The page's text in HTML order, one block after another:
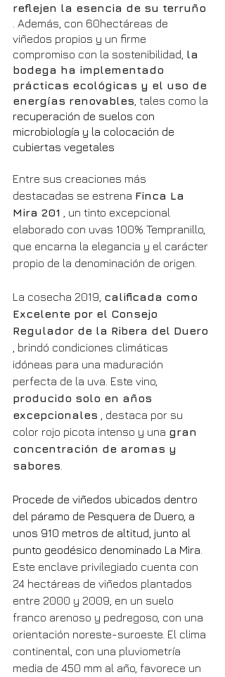
reflejen la esencia de su terruño
. Además, con 60hectáreas de
viñedos propios y un firme
compromiso con la sostenibilidad, la
bodega ha implementado
prácticas ecológicas y el uso de
energías renovables , tales como la
recuperación de suelos con
microbiología y la colocación de
cubiertas vegetales
Entre sus creaciones más
destacadas se estrena Finca La
Mira 201
, un tinto excepcional
elaborado con uvas 100% Tempranillo,
que encarna la elegancia y el carácter
propio de la denominación de origen.
La cosecha 2019, calificada como
Excelente por el Consejo
Regulador de la Ribera del Duero
, brindó condiciones climáticas
idóneas para una maduración
perfecta de la uva. Este vino,
producido solo en años
excepcionales , destaca por su
color rojo picota intenso y una gran
concentración de aromas y
sabores
Procede de viñedos ubicados dentro
del páramo de Pesquera de Duero, a
unos 910 metros de altitud, junto al
punto geodésico denominado La Mira
Este enclave privilegiado cuenta con
24 hectáreas de viñedos plantados
entre 2000 y 2009, en un suelo
franco arenoso y pedregoso, con una
orientación noreste-suroeste. El clima
continental, con una pluviometría
media de 450 mm al año, favorece un